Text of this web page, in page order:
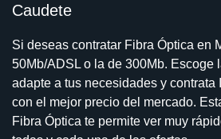
Caudete
Si deseas contratar Fibra Óptica en
50Mb/ADSL o la de 300Mb. Escoge
adapte a tus necesidades y contrata
con el mejor precio del mercado.
Fibra Óptica te permite ver muy